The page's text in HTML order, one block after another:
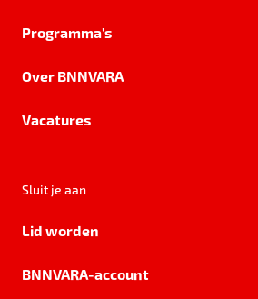
Programma's
Over BNNVARA
Vacatures
Sluit je aan
Lid worden
BNNVARA-account